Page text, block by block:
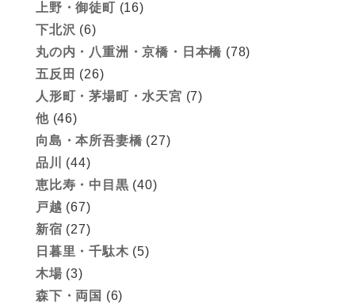
上野・御徒町 (16)
下北沢 (6)
丸の内・八重洲・京橋・日本橋 (78)
五反田 (26)
人形町・茅場町・水天宮 (7)
他(46)
向島・本所吾妻橋 (27)
品川
(44)
恵比寿・中目黒 (40)
戸越 (67)
新宿 (27)
日暮里・千駄木 (5)
木場 (3)
森下・両国 (6)